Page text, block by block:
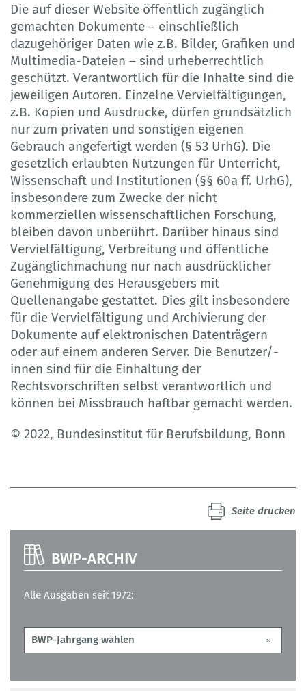
Die auf dieser Website öffentlich zugänglich
gemachten Dokumente – einschließlich
dazugehöriger Daten wie z.B. Bilder, Grafiken und
Multimedia-Dateien – sind urheberrechtlich
geschützt. Verantwortlich für die Inhalte sind die
jeweiligen Autoren. Einzelne Vervielfältigungen,
z.B. Kopien und Ausdrucke, dürfen grundsätzlich
nur zum privaten und sonstigen eigenen
Gebrauch angefertigt werden (§ 53 UrhG). Die
gesetzlich erlaubten Nutzungen für Unterricht,
Wissenschaft und Institutionen (§§ 60a ff. UrhG),
insbesondere zum Zwecke der nicht
kommerziellen wissenschaftlichen Forschung,
bleiben davon unberührt. Darüber hinaus sind
Vervielfältigung, Verbreitung und öffentliche
Zugänglichmachung nur nach ausdrücklicher
Genehmigung des Herausgebers mit
Quellenangabe gestattet. Dies gilt insbesondere
für die Vervielfältigung und Archivierung der
Dokumente auf elektronischen Datenträgern
oder auf einem anderen Server. Die Benutzer/-
innen sind für die Einhaltung der
Rechtsvorschriften selbst verantwortlich und
können bei Missbrauch haftbar gemacht werden.
© 2022, Bundesinstitut für Berufsbildung, Bonn
Seite drucken
BWP-ARCHIV
Alle Ausgaben seit 1972: